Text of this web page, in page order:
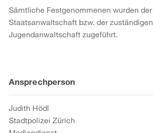
Sämtliche Festgenommenen wurden der
Staatsanwaltschaft bzw. der zuständigen
Jugendanwaltschaft zugeführt.
Weitere
Informationen
Ansprechperson
Judith Hödl
Stadtpolizei Zürich